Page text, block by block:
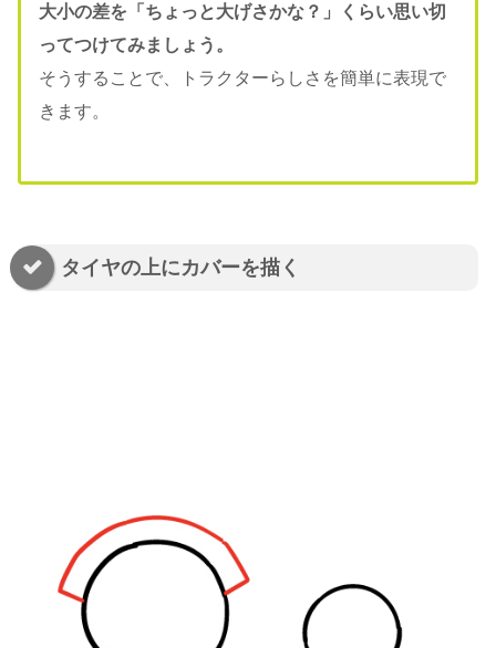
大小の差を「ちょっと大げさかな？」くらい思い切
ってつけてみましょう。
そうすることで、トラクターらしさを簡単に表現で
きます。
タイヤの上にカバーを描く